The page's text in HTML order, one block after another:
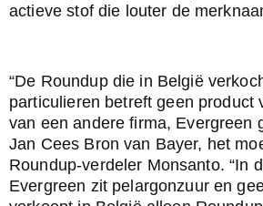
actieve stof die louter de
“De Roundup die in België
particulieren betreft geen product
van een andere firma, Evergreen
Jan Cees Bron van Bayer, het
Roundup-verdeler Monsanto. “In
Evergreen zit pelargonzuur en